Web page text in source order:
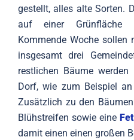
gestellt, alles alte Sorten.
auf einer Grünfläche
Kommende Woche
insgesamt drei
restlichen Bäume
Dorf, wie zum Beispiel
Zusätzlich zu den
Blühstreifen sowie eine
damit einen einen großen